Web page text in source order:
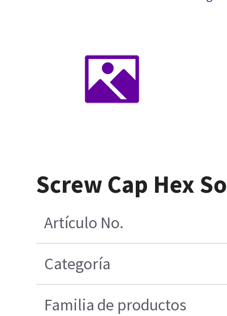
Screw Cap Hex
Artículo No.
Categoría
Familia de productos